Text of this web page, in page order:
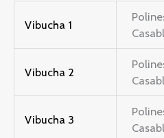
Vibucha 1
Vibucha 2
Vibucha 3